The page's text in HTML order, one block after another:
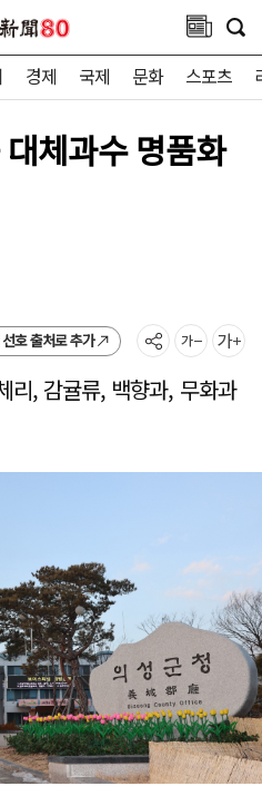
경제 국제 문화 스포츠
체과수 명품화
호 출처로 추가
리, 감귤류, 백향과, 무화과